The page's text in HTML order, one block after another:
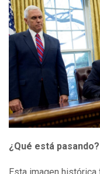
¿Qué está pasando?
Esta imagen